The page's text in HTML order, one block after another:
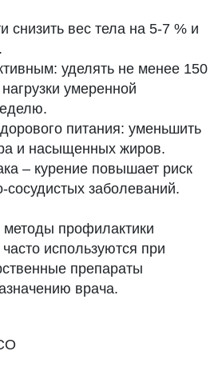
снизить вес тела на 5-7 % и
уделять не менее 150
умеренной
питания: уменьшить
и насыщенных жиров.
– курение повышает риск
сосудистых заболеваний.
профилактики
используются при
препараты
врача.